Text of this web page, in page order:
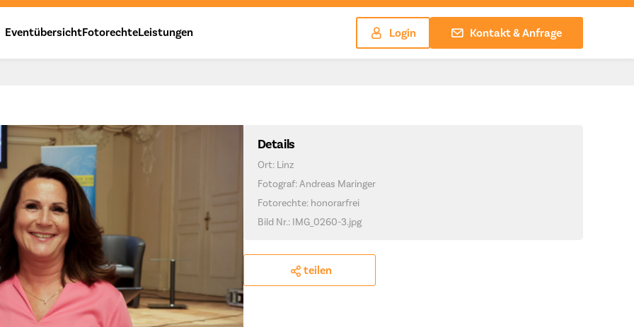
EventübersichtFotorechteLeistungen Login Kontakt & Anfrage
Details
Ort: Linz
Fotograf: Andreas Maringer
Fotorechte: honorarfrei
Bild Nr.: IMG_0260-3.jpg
teilen